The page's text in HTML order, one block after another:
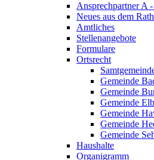
Ansprechpartner A
Neues aus dem
Amtliches
Stellenangebote
Formulare
Ortsrecht
Gemeinde
Gemeinde
Gemeinde
Gemeinde
Gemeinde
Gemeinde
Haushalte
Organigramm